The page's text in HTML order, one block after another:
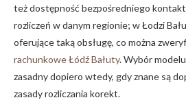
też dostępność bezpośredniego
rozliczeń w danym regionie; w Łodzi
oferujące taką obsługę, co można
rachunkowe Łódź Bałuty. Wybór
zasadny dopiero wtedy, gdy znane są
zasady rozliczania korekt.